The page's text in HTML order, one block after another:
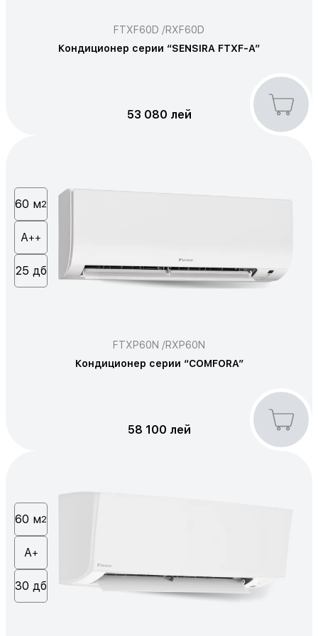
FTXF60D /RXF60D
Кондиционер серии “SENSIRA FTXF-A”
53 080 лей
60 м2
А++
25 дб
FTXP60N /RXP60N
Кондиционер серии “COMFORA”
58 100 лей
60 м2
А+
30 дб